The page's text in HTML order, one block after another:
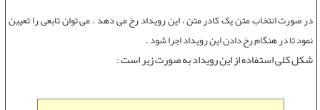
در صورت انتخاب متن یک کادر متن ، این رویداد رخ می دهد . می توان تابعی را تعیین
نمود تا در هنگام رخ دادن این رویداد اجرا شود .
شکل کلی استفاده از این رویداد به صورت زیر است :